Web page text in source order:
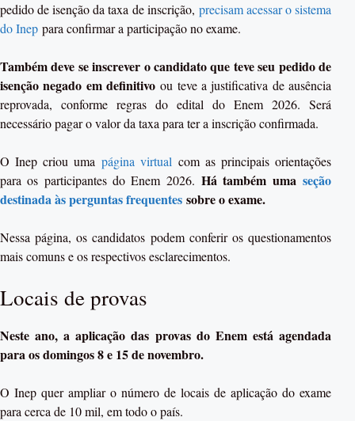
pedido de isenção da taxa de inscrição, precisam acessar o sistema
do Inep para confirmar a participação no exame.
Também deve se inscrever o candidato que teve seu pedido de
isenção negado em definitivo ou teve a justificativa de ausência
reprovada, conforme regras do edital do Enem 2026. Será
necessário pagar o valor da taxa para ter a inscrição confirmada.
O Inep criou uma página virtual com as principais orientações
para os participantes do Enem 2026. Há também uma seção
destinada às perguntas frequentes sobre o exame.
Nessa página, os candidatos podem conferir os questionamentos
mais comuns e os respectivos esclarecimentos.
Locais de provas
Neste ano, a aplicação das provas do Enem está agendada
para os domingos 8 e 15 de novembro.
O Inep quer ampliar o número de locais de aplicação do exame
para cerca de 10 mil, em todo o país.